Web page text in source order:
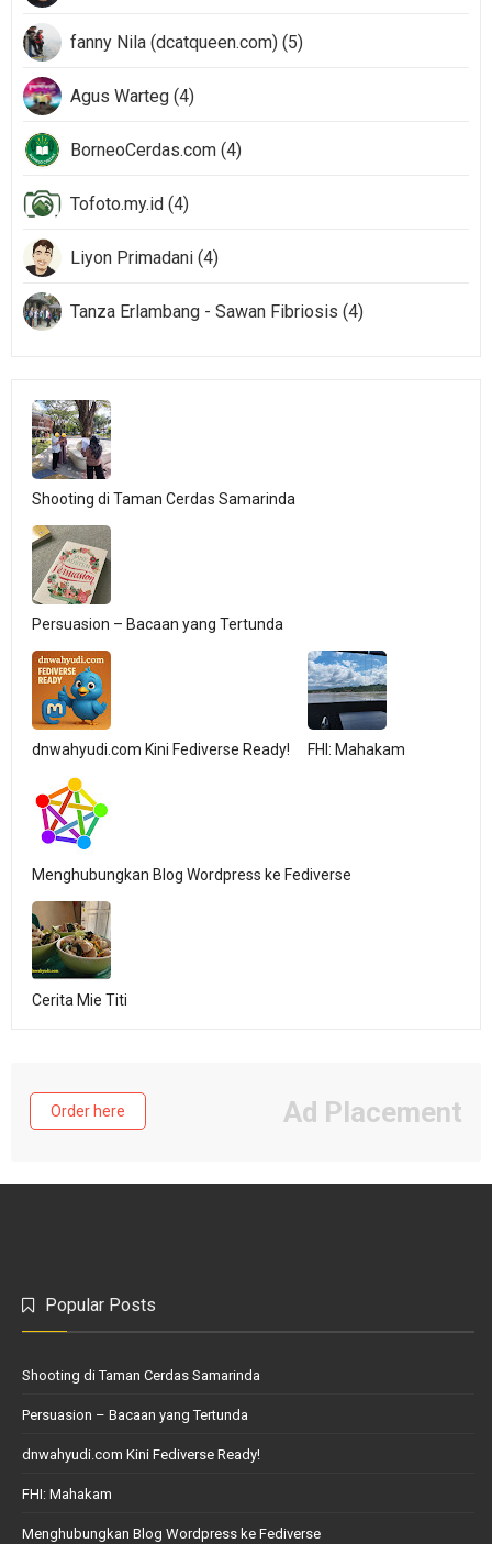
fanny Nila (dcatqueen.com) (5)
Agus Warteg (4)
BorneoCerdas.com (4)
Tofoto.my.id (4)
Liyon Primadani (4)
Tanza Erlambang - Sawan Fibriosis (4)
Shooting di Taman Cerdas Samarinda
Persuasion – Bacaan yang Tertunda
dnwahyudi.com Kini Fediverse Ready! FHI: Mahakam
Menghubungkan Blog Wordpress ke Fediverse
Cerita Mie Titi
Order here Ad Placement
Popular Posts
Shooting di Taman Cerdas Samarinda
Persuasion – Bacaan yang Tertunda
dnwahyudi.com Kini Fediverse Ready!
FHI: Mahakam
Menghubungkan Blog Wordpress ke Fediverse